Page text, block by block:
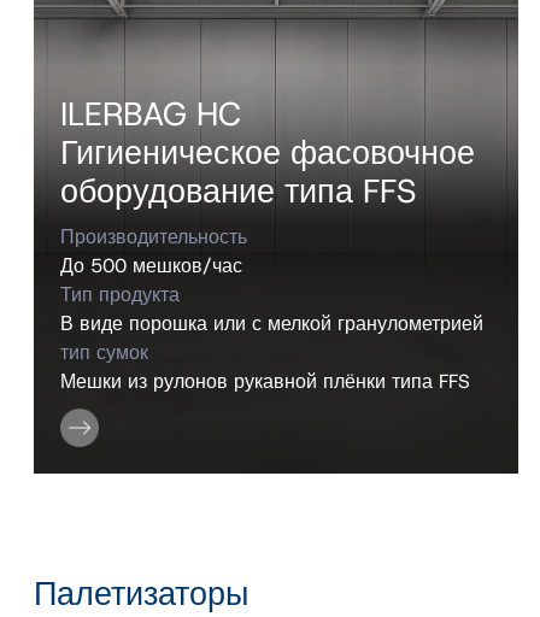
ILERBAG HC
Гигиеническое фасовочное
оборудование типа FFS
Производительность
До 500 мешков/час
Тип продукта
В виде порошка или с мелкой гранулометрией
тип сумок
Мешки из рулонов рукавной плёнки типа FFS
Палетизаторы